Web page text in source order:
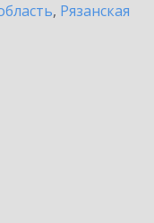
, Рязанская